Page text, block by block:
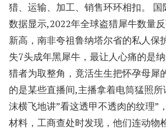
猎、运输、加工、销售环环相扣。
数据显示,2022年全球盗猎犀牛数量
新高，南非夸祖鲁纳塔尔省的私人保
失7头成年黑犀牛，最让人心痛的是
猎者为取整角，竟活生生把怀孕母犀
的是某些直播间,主播拿着电筒猛照所
沫横飞地讲”看这透甲不透肉的纹理”
材料，工商查处时发现，他们连动物